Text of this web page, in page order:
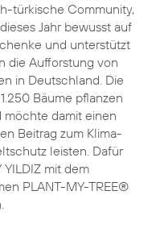
türkische Community,
Jahr bewusst auf
und unterstützt
die Aufforstung von
in Deutschland. Die
Bäume pflanzen
möchte damit einen
Beitrag zum Klima-
leisten. Dafür
YILDIZ mit dem
PLANT-MY-TREE®